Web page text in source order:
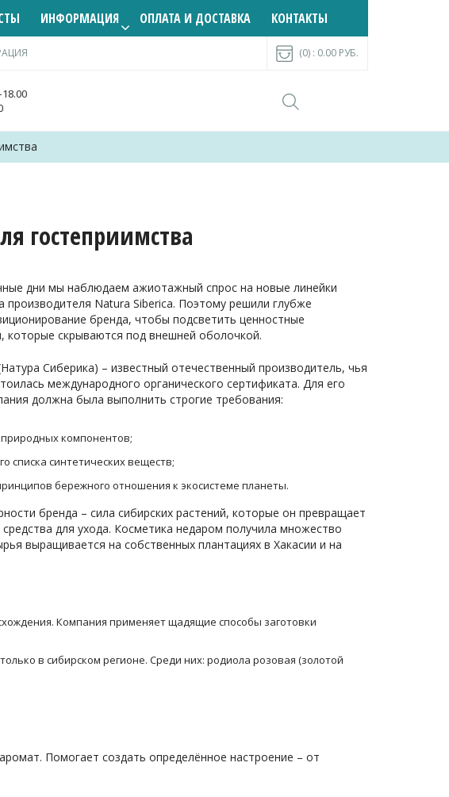
ИНФОРМАЦИЯ ОПЛАТА И ДОСТАВКА КОНТАКТЫ
(0) : 0.00 РУБ.
гостеприимства
дни мы наблюдаем ажиотажный спрос на новые линейки
производителя Natura Siberica. Поэтому решили глубже
бренда, чтобы подсветить ценностные
которые скрываются под внешней оболочкой.
Сиберика) – известный отечественный производитель, чья
международного органического сертификата. Для его
должна была выполнить строгие требования:
компонентов;
списка синтетических веществ;
бережного отношения к экосистеме планеты.
бренда – сила сибирских растений, которые он превращает
для ухода. Косметика недаром получила множество
выращивается на собственных плантациях в Хакасии и на
Компания применяет щадящие способы заготовки
в сибирском регионе. Среди них: родиола розовая (золотой
Помогает создать определённое настроение – от